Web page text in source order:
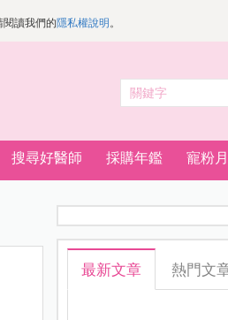
讀我們的隱私權說明 。
搜尋好醫師 採購年鑑 寵粉
最新文章 熱門文